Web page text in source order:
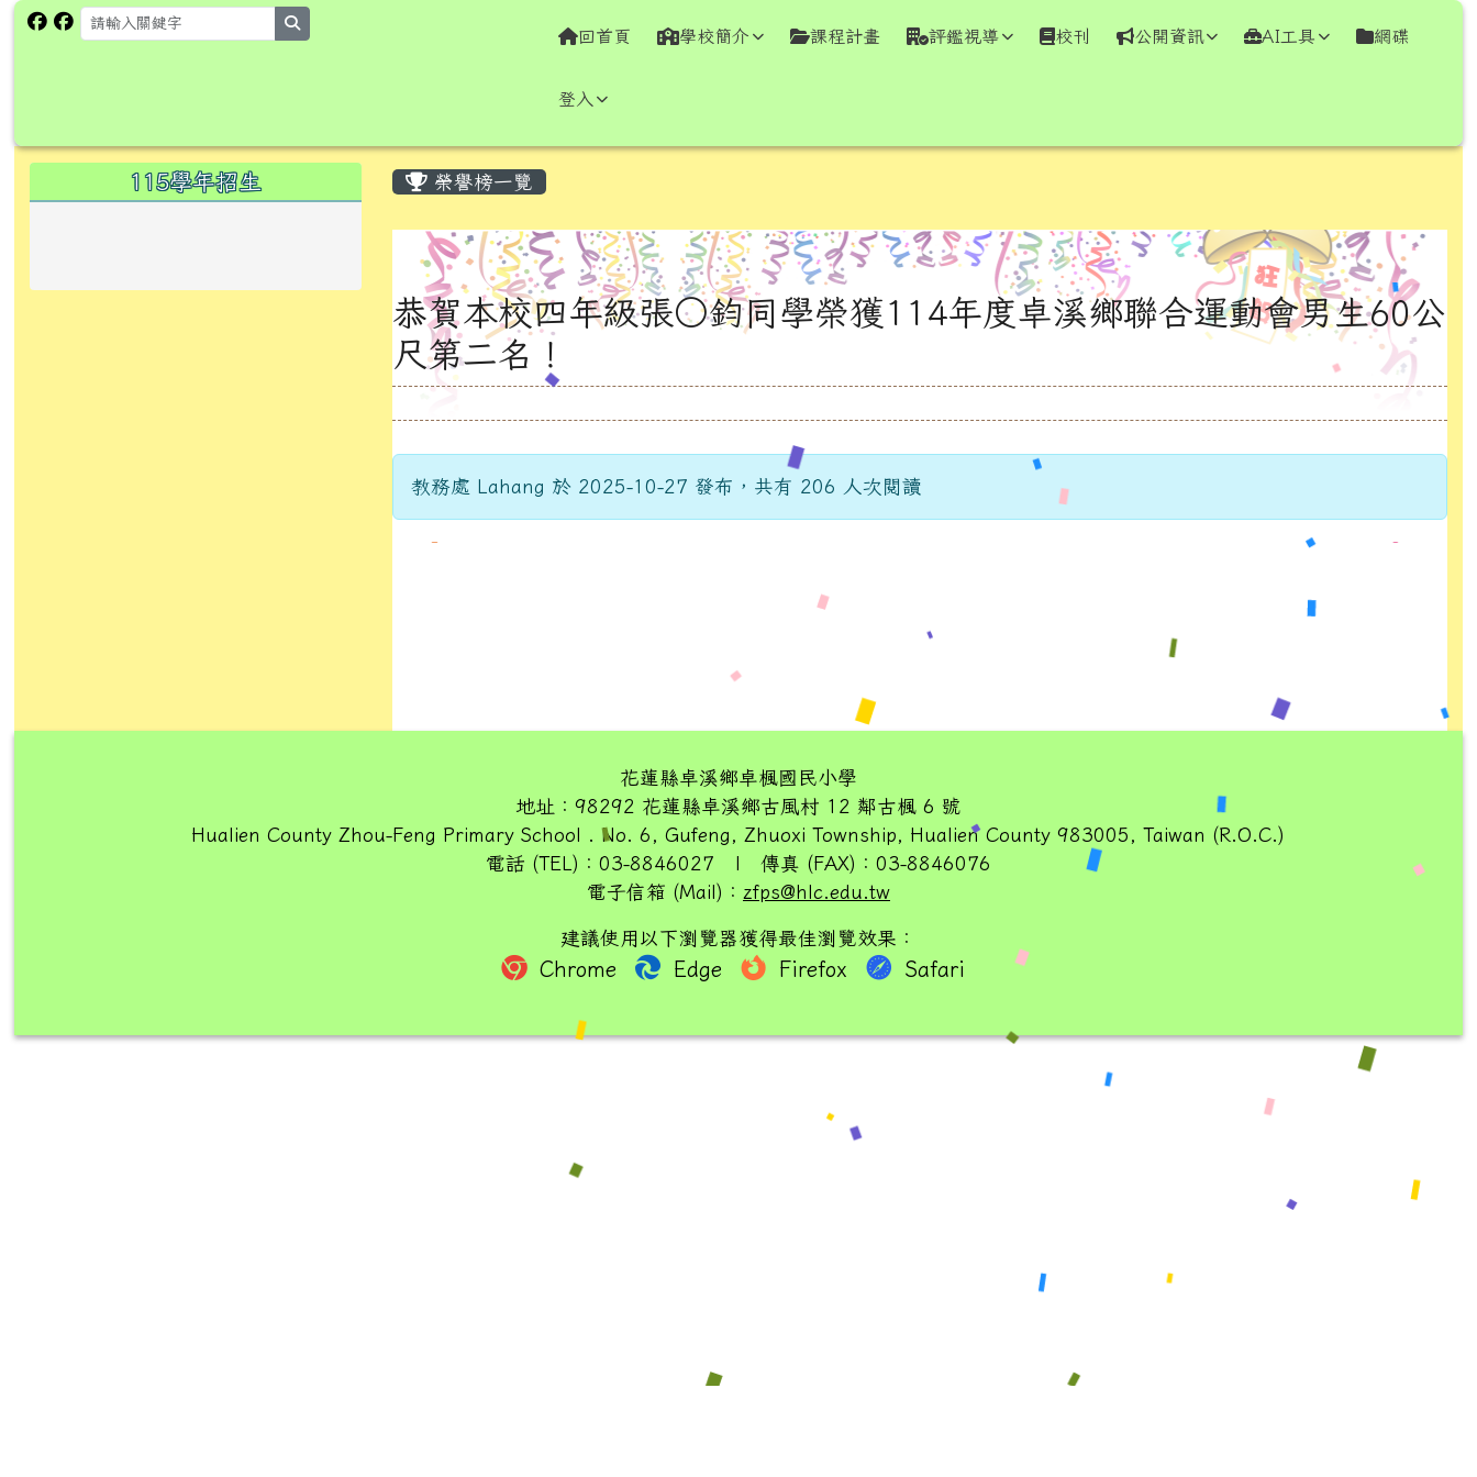
跳至主內容區
花蓮縣卓溪鄉卓楓國民小學全球資訊網
回首頁 學校簡介 課程計畫 評鑑視導 校刊 公開資訊 AI工具 網碟
登入
左邊區域內容
115學年招生 主內容區域
榮譽榜一覽
恭賀本校四年級張○鈞同學榮獲114年度卓溪鄉聯合運動會男生60公
尺第二名！
教務處 Lahang 於 2025-10-27 發布，共有 206 人次閱讀
頁尾區域
花蓮縣卓溪鄉卓楓國民小學
地址：98292 花蓮縣卓溪鄉古風村 12 鄰古楓 6 號
Hualien County Zhou-Feng Primary School . No. 6, Gufeng, Zhuoxi Township, Hualien County 983005, Taiwan (R.O.C.)
電話 (TEL)：03-8846027 | 傳真 (FAX)：03-8846076
電子信箱 (Mail)： zfps@hlc.edu.tw
建議使用以下瀏覽器獲得最佳瀏覽效果：
Chrome Edge Firefox Safari